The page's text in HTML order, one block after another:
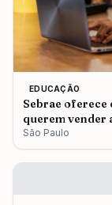
EDUCAÇÃO
Sebrae oferece
querem vender
São Paulo